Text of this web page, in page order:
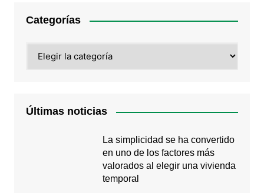
Categorías
Últimas noticias
La simplicidad se ha convertido
en uno de los factores más
valorados al elegir una vivienda
temporal